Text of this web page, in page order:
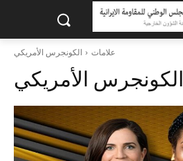
علامات الكونجرس الأمريكي
الكونجرس الأمريكي